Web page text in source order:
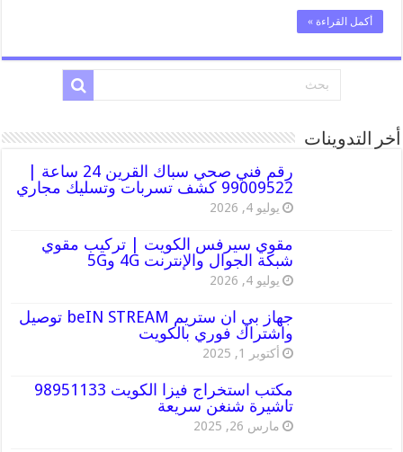
أكمل القراءة »
أخر التدوينات
رقم فني صحي سباك القرين 24 ساعة |
99009522 كشف تسربات وتسليك مجاري
يوليو 4, 2026
مقوي سيرفس الكويت | تركيب مقوي
شبكة الجوال والإنترنت 4G و5G
يوليو 4, 2026
جهاز بي ان ستريم beIN STREAM توصيل
واشتراك فوري بالكويت
أكتوبر 1, 2025
مكتب استخراج فيزا الكويت 98951133
تاشيرة شنغن سريعة
مارس 26, 2025